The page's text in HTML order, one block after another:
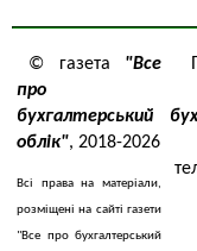
© газета "Все
про
бухгалтерський
облік", 2018-2026
Всі права на матеріали,
розміщені на сайті газети
"Все про бухгалтерський